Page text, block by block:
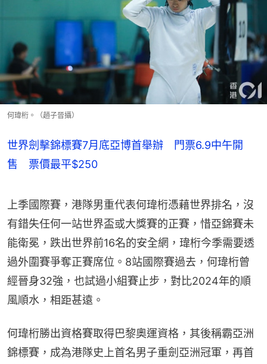
何瑋桁。（趙子晉攝）
世界劍擊錦標賽7月底亞博首舉辦 門票6.9中午開
售 票價最平$250
上季國際賽，港隊男重代表何瑋桁憑藉世界排名，沒
有錯失任何一站世界盃或大獎賽的正賽，惜亞錦賽未
能衛冕，跌出世界前16名的安全網，瑋桁今季需要透
過外圍賽爭奪正賽席位。8站國際賽過去，何瑋桁曾
經晉身32強，也試過小組賽止步，對比2024年的順
風順水，相距甚遠。
何瑋桁勝出資格賽取得巴黎奧運資格，其後稱霸亞洲
錦標賽，成為港隊史上首名男子重劍亞洲冠軍，再首